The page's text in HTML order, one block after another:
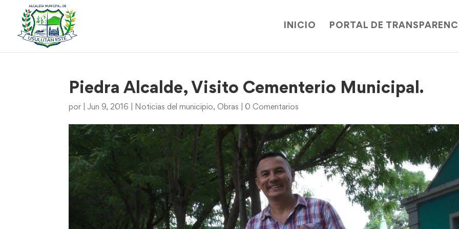
INICIO PORTAL DE
Piedra Alcalde, Visito Cementerio Municipal.
por Jun 9, 2016 Noticias del municipio, Obras 0 Comentarios